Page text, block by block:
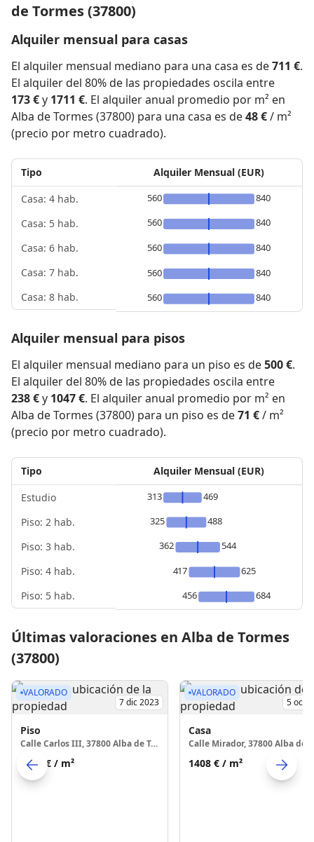
de Tormes (37800)
Alquiler mensual para casas
El alquiler mensual mediano para una casa es de711 €.
El alquiler del 80% de las propiedades oscila entre
173 €y 1711 €. El alquiler anual promedio por m² en
Alba de Tormes (37800) para una casa es de48 €/ m²
(precio por metro cuadrado).
Tipo
Casa: 4 hab.
Casa: 5 hab.
Casa: 6 hab.
Casa: 7 hab.
Casa: 8 hab.
Alquiler Mensual (EUR)
560
840
560
840
560
840
560
840
560
840
Alquiler mensual para pisos
El alquiler mensual mediano para un piso es de500 €.
El alquiler del 80% de las propiedades oscila entre
238 €y 1047 €. El alquiler anual promedio por m² en
Alba de Tormes (37800) para un piso es de71 €/ m²
(precio por metro cuadrado).
Tipo
Estudio
Piso: 2 hab.
Piso: 3 hab.
Piso: 4 hab.
Piso: 5 hab.
Alquiler Mensual (EUR)
313
469
325
488
362
544
417
625
456
684
Últimas valoraciones en Alba de Tormes
(37800)
VALORADO
7 dic 2023
Piso
Calle Carlos III, 37800 Alba de Tormes
1084 € / m²
VALORADO
5 oct
Casa
1408 € / m²